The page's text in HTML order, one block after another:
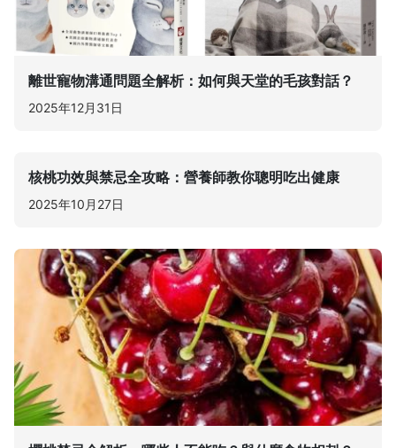
離世寵物溝通問題全解析：如何與天堂的毛孩對話？
2025年12月31日
核桃功效與禁忌全攻略：營養師教你聰明吃出健康
2025年10月27日